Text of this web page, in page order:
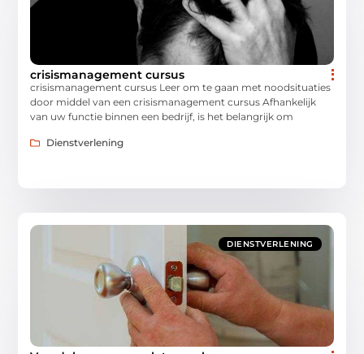
crisismanagement cursus
crisismanagement cursus Leer om te gaan met noodsituaties
door middel van een crisismanagement cursus Afhankelijk
van uw functie binnen een bedrijf, is het belangrijk om
Dienstverlening
DIENSTVERLENING